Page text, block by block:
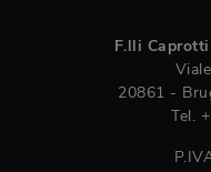
F.lli
20861 -
Tel.